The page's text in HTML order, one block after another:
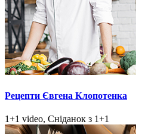
Рецепти Євгена Клопотенка
1+1 video, Сніданок з 1+1